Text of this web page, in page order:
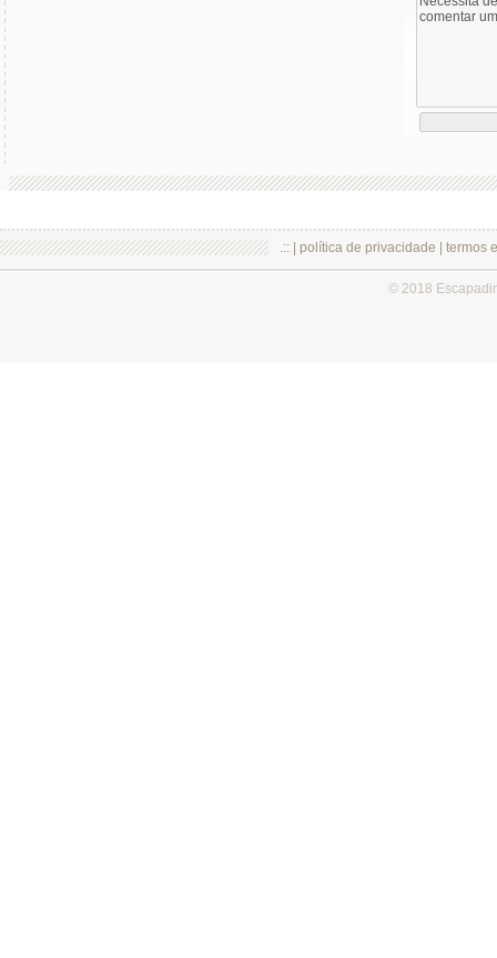
.:: | política de privacidade termos
© 2018